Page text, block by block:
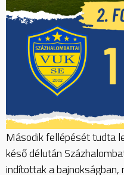
Második fellépését tudta
késő délután
indítottak a